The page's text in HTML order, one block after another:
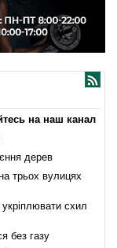
на наш канал
дерев
трьох вулицях
схил
без газу